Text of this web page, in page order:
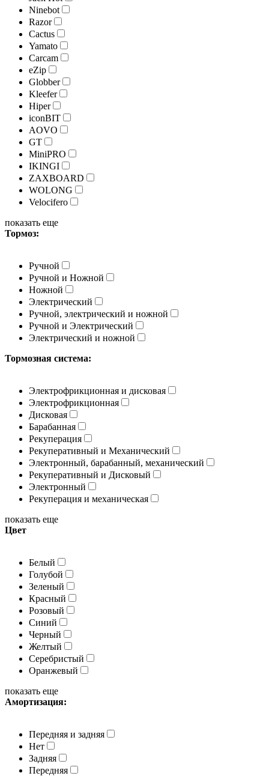
Ninebot
Razor
Cactus
Yamato
Carcam
eZip
Globber
Kleefer
Hiper
iconBIT
AOVO
GT
MiniPRO
IKINGI
ZAXBOARD
WOLONG
Velocifero
показать еще
Тормоз:
Ручной
Ручной и Ножной
Ножной
Электрический
Ручной, электрический и ножной
Ручной и Электрический
Электрический и ножной
Тормозная система:
Электрофрикционная и дисковая
Электрофрикционная
Дисковая
Барабанная
Рекуперация
Рекуперативный и Механический
Электронный, барабанный, механический
Рекуперативный и Дисковый
Электронный
Рекуперация и механическая
показать еще
Цвет
Белый
Голубой
Зеленый
Красный
Розовый
Синий
Черный
Желтый
Серебристый
Оранжевый
показать еще
Амортизация:
Передняя и задняя
Нет
Задняя
Передняя